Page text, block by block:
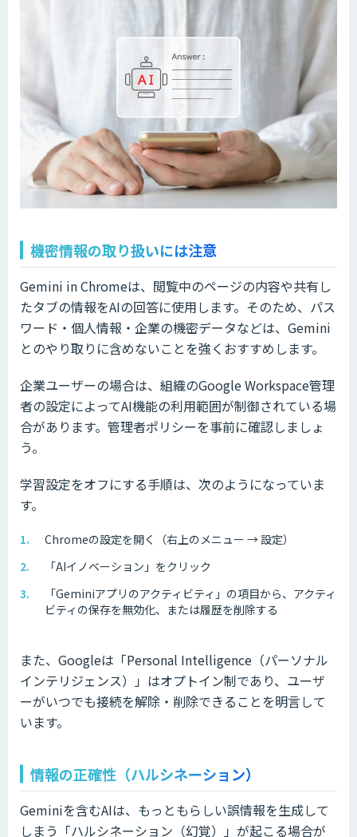
機密情報の取り扱いには注意
Gemini in Chromeは、閲覧中のページの内容や共有し
たタブの情報をAIの回答に使用します。そのため、パス
ワード・個人情報・企業の機密データなどは、Gemini
とのやり取りに含めないことを強くおすすめします。
企業ユーザーの場合は、組織のGoogle Workspace管理
者の設定によってAI機能の利用範囲が制御されている場
合があります。管理者ポリシーを事前に確認しましょ
う。
学習設定をオフにする手順は、次のようになっていま
す。
Chromeの設定を開く（右上のメニュー → 設定）
「AIイノベーション」をクリック
「Geminiアプリのアクティビティ」の項目から、アクティ
ビティの保存を無効化、または履歴を削除する
また、Googleは「Personal Intelligence（パーソナル
インテリジェンス）」はオプトイン制であり、ユーザ
ーがいつでも接続を解除・削除できることを明言して
います。
情報の正確性（ハルシネーション）
Geminiを含むAIは、もっともらしい誤情報を生成して
しまう「ハルシネーション（幻覚）」が起こる場合が